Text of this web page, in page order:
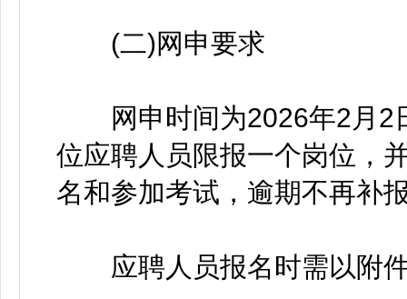
(二)网申要求
网申时间为2026年2月2
位应聘人员限报一个岗位，
名和参加考试，逾期不再补
应聘人员报名时需以附件